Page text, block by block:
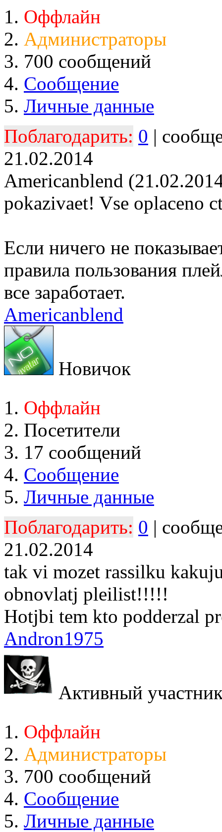
Оффлайн
Администраторы
700 сообщений
Сообщение
Личные данные
Поблагодарить: 0 |
21.02.2014
Americanblend
pokazivaet! Vse oplaceno
Если ничего не
правила пользования
все заработает.
Americanblend
Новичок
Оффлайн
Посетители
17 сообщений
Сообщение
Личные данные
Поблагодарить: 0 |
21.02.2014
tak vi mozet rassilku
obnovlatj pleilist!!!!!
Hotjbi tem kto podderzal
Andron1975
Активный
Оффлайн
Администраторы
700 сообщений
Сообщение
Личные данные